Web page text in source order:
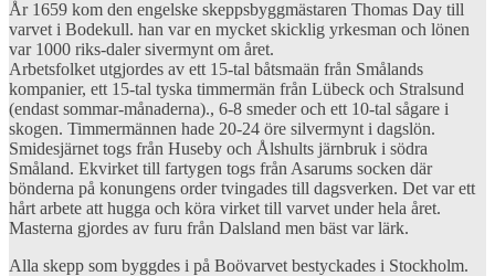
År 1659 kom den engelske skeppsbyggmästaren Thomas Day till
varvet i Bodekull. han var en mycket skicklig yrkesman och lönen
var 1000 riks-daler sivermynt om året.
Arbetsfolket utgjordes av ett 15-tal båtsmaän från Smålands
kompanier, ett 15-tal tyska timmermän från Lübeck och Stralsund
(endast sommar-månaderna)., 6-8 smeder och ett 10-tal sågare i
skogen. Timmermännen hade 20-24 öre silvermynt i dagslön.
Smidesjärnet togs från Huseby och Ålshults järnbruk i södra
Småland. Ekvirket till fartygen togs från Asarums socken där
bönderna på konungens order tvingades till dagsverken. Det var ett
hårt arbete att hugga och köra virket till varvet under hela året.
Masterna gjordes av furu från Dalsland men bäst var lärk.
Alla skepp som byggdes i på Boövarvet bestyckades i Stockholm.